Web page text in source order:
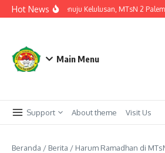
Lewati ke konten
Hot News
Langkah Akhir Menuju Kelulusan, MTsN 2
Main Menu
Support About theme Visit Us
Beranda / Berita / Harum Ramadhan di